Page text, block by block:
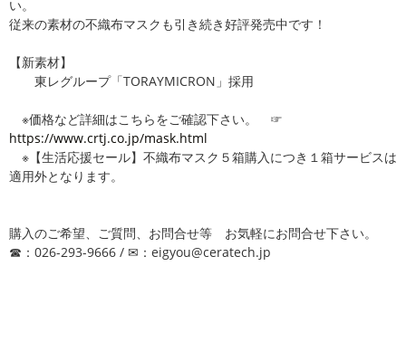
い。
従来の素材の不織布マスクも引き続き好評発売中です！
【新素材】
東レグループ「TORAYMICRON」採用
※価格など詳細はこちらをご確認下さい。 ☞
https://www.crtj.co.jp/mask.html
※【生活応援セール】不織布マスク５箱購入につき１箱サービスは
適用外となります。
購入のご希望、ご質問、お問合せ等 お気軽にお問合せ下さい。
☎：026-293-9666 / ✉：eigyou@ceratech.jp